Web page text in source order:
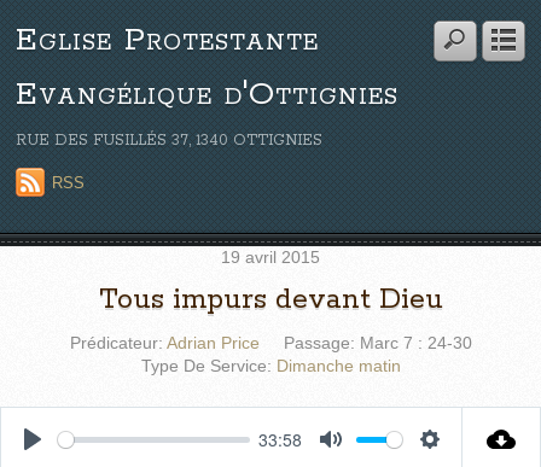
Eglise Protestante
Evangélique d'Ottignies
RUE DES FUSILLÉS 37, 1340 OTTIGNIES
RSS
19 avril 2015
Tous impurs devant Dieu
Prédicateur: Adrian Price Passage: Marc 7 : 24-30
Type De Service: Dimanche matin
33:58